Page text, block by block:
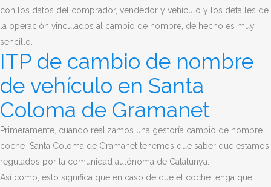
con los datos del comprador, vendedor y vehículo y los detalles de
la operación vinculados al cambio de nombre, de hecho es muy
sencillo.
ITP de cambio de nombre
de vehículo en Santa
Coloma de Gramanet
Primeramente, cuando realizamos una gestoría cambio de nombre
coche Santa Coloma de Gramanet tenemos que saber que estamos
regulados por la comunidad autónoma de Catalunya.
Así como, esto significa que en caso de que el coche tenga que